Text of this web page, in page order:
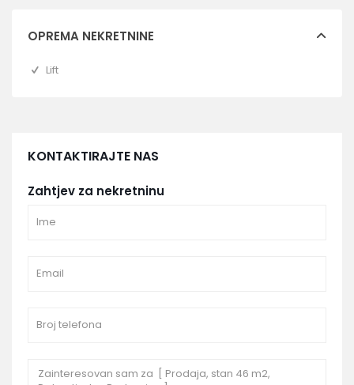
OPREMA NEKRETNINE
Lift
KONTAKTIRAJTE NAS
Zahtjev za nekretninu